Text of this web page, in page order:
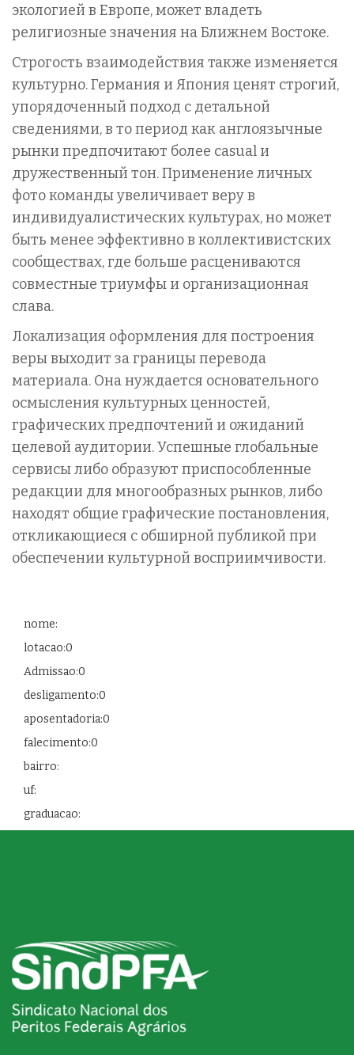
экологией в Европе, может владеть
религиозные значения на Ближнем Востоке.
Строгость взаимодействия также изменяется
культурно. Германия и Япония ценят строгий,
упорядоченный подход с детальной
сведениями, в то период как англоязычные
рынки предпочитают более casual и
дружественный тон. Применение личных
фото команды увеличивает веру в
индивидуалистических культурах, но может
быть менее эффективно в коллективистских
сообществах, где больше расцениваются
совместные триумфы и организационная
слава.
Локализация оформления для построения
веры выходит за границы перевода
материала. Она нуждается основательного
осмысления культурных ценностей,
графических предпочтений и ожиданий
целевой аудитории. Успешные глобальные
сервисы либо образуют приспособленные
редакции для многообразных рынков, либо
находят общие графические постановления,
откликающиеся с обширной публикой при
обеспечении культурной восприимчивости.
nome:
lotacao:0
Admissao:0
desligamento:0
aposentadoria:0
falecimento:0
bairro:
uf:
graduacao: